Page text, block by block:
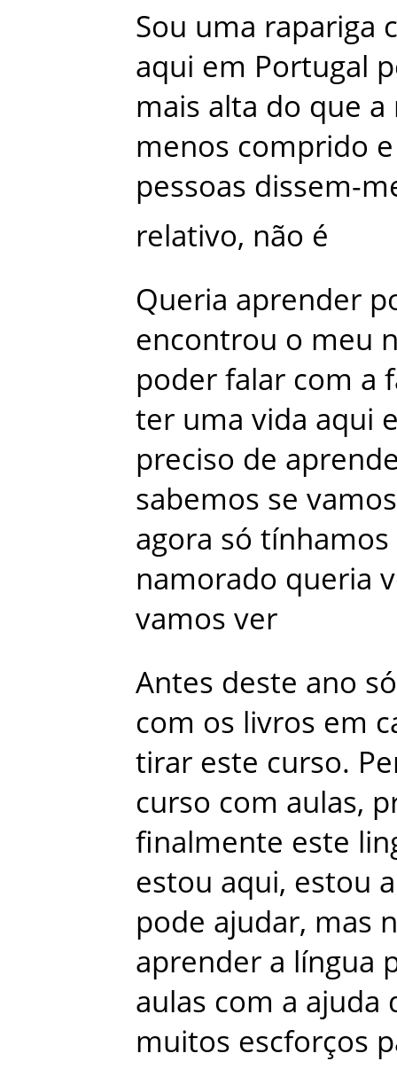
Sou uma rapariga
aqui em Portugal
mais alta do que a
menos comprido e
pessoas dissem-
relativo, não é
Queria aprender
encontrou o meu
poder falar com a
ter uma vida aqui
preciso de
sabemos se vamos
agora só tínhamos
namorado queria
vamos ver
Antes deste ano só
com os livros em
tirar este curso.
curso com aulas,
finalmente este
estou aqui, estou a
pode ajudar, mas
aprender a língua
aulas com a ajuda
muitos escforços